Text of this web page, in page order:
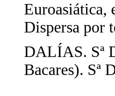
Euroasiática,
Dispersa por
DALÍAS. Sª
Bacares).